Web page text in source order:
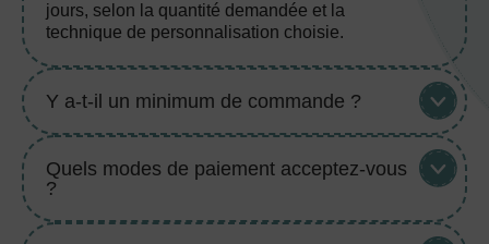
jours, selon la quantité demandée et la
technique de personnalisation choisie.
Y a-t-il un minimum de commande ?
Quels modes de paiement acceptez-vous
?